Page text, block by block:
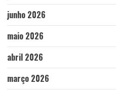
junho 2026
maio 2026
abril 2026
março 2026